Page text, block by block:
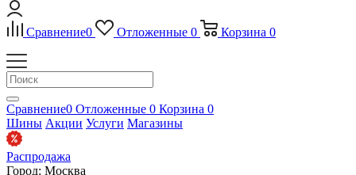
Сравнение0 Отложенные 0 Корзина 0
Сравнение0 Отложенные 0 Корзина 0
Шины Акции Услуги Магазины
Распродажа
Город: Москва